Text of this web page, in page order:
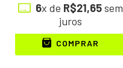
6x de R$21,65sem
juros
COMPRAR